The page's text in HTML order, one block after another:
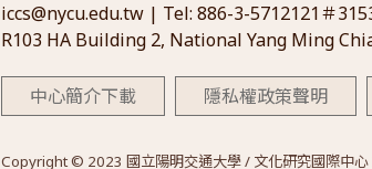
iccs@nycu.edu.tw | Tel: 886-3-5712121＃
R103 HA Building 2, National Yang Ming
中心簡介下載 隱私權政策聲明
Copyright © 2023 國立陽明交通大學 / 文化研究國際中